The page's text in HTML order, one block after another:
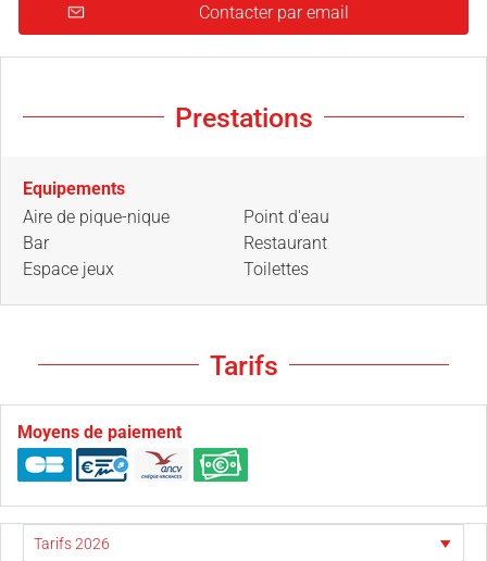
Contacter par email
Prestations
Equipements
Aire de pique-nique
Bar
Espace jeux
Point d'eau
Restaurant
Toilettes
Tarifs
Moyens de paiement